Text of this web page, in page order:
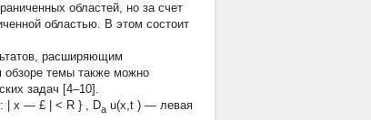
областей, но за счет
областью. В этом состоит
расширяющим
обзоре темы также можно
задач [4–10].
x — £ < R } , Da u(x,t ) — левая